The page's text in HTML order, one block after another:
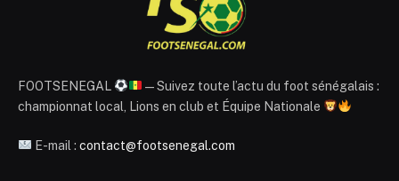
FOOTSENEGAL
— Suivez toute l’actu du foot sénégalais :
championnat local, Lions en club et Équipe Nationale
E-mail : contact@footsenegal.com